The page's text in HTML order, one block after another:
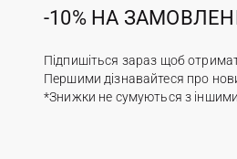
-10% НА
Підпишіться зараз щоб
Першими дізнавайтеся про
*Знижки не сумуються з